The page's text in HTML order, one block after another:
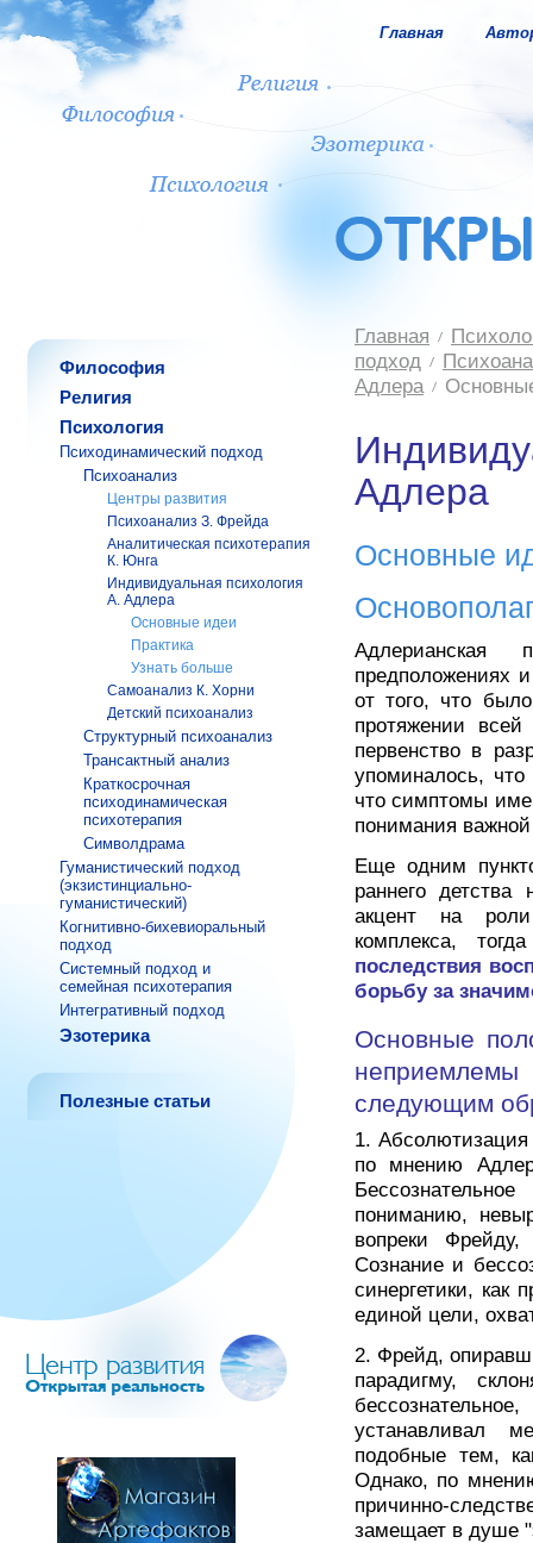
Главная
Философия
Религия
Психология
Психодинамический подход
Психоанализ
Центры развития
Психоанализ З. Фрейда
Аналитическая психотерапия
К. Юнга
Индивидуальная психология
А. Адлера
Основные идеи
Практика
Узнать больше
Самоанализ К. Хорни
Детский психоанализ
Структурный психоанализ
Трансактный анализ
Краткосрочная
психодинамическая
психотерапия
Символдрама
Гуманистический подход
(экзистинциально-
гуманистический)
Когнитивно-бихевиоральный
подход
Системный подход и
семейная психотерапия
Интегративный подход
Эзотерика
Полезные статьи
Главная
подход
Адлера
Адлера
Основные
Адлерианская
предположениях
от того, что
протяжении
первенство в
упоминалось,
что симптомы
понимания
Еще одним
раннего
акцент на роли
комплекса,
последствия
борьбу за
Основные
следующим
1. Абсолютизация
по мнению
пониманию,
вопреки Фрейду,
Сознание и
синергетики, как
единой цели,
2. Фрейд,
парадигму,
устанавливал
подобные тем,
Однако, по
причинно-
замещает в душе